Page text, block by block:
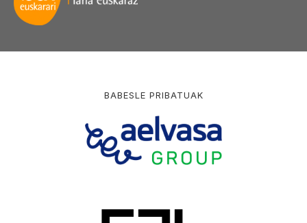
BABESLE PRIBATUAK